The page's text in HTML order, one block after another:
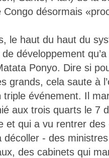
désormais
le haut du haut du
développement
Ponyo. Dire si
grands, cela saute à
événement. Il
aux trois quarts le 7
et qui a vu rentrer
décoller - des
des cabinets qui